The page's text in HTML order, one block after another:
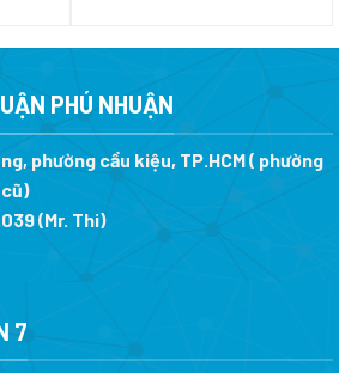
₫.là:
4.280.000 ₫.là:
PHÚ NHUẬN
phường cầu kiệu, TP.HCM ( phường
cũ)
(Mr. Thi)
7